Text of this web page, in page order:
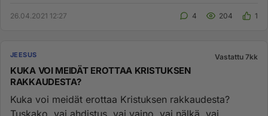
26.04.2021 12:27 4 204 1
JEESUS Vastattu 7kk
KUKA VOI MEIDÄT EROTTAA KRISTUKSEN
RAKKAUDESTA?
Kuka voi meidät erottaa Kristuksen rakkaudesta?
Tuskako, vai ahdistus, vai vaino, vai nälkä, vai